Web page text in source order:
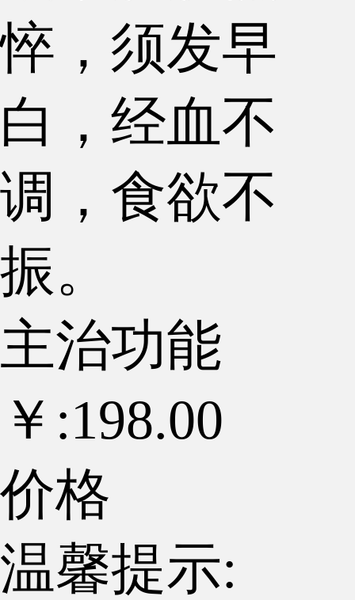
悴，须发早
白，经血不
调，食欲不
振。
主治功能
￥:198.00
价格
温馨提示: